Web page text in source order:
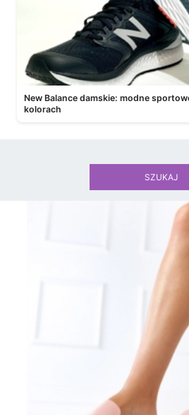
New Balance damskie: modne
kolorach
SZUKAJ